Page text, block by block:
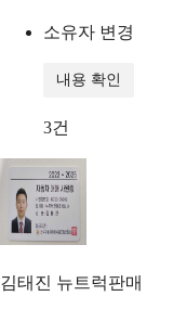
소유자 변경
내용 확인
3건
김태진 뉴트럭판매